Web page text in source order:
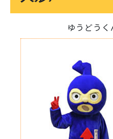
ゆうどう